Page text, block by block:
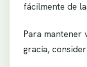
fácilmente de
Para mantener
gracia,